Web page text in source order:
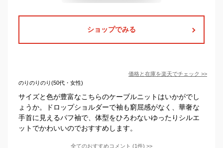
ショップでみる
価格と在庫を楽天でチェック >>
のりのりのり(50代・女性)
サイズと色が豊富なこちらのケーブルニットはいかがでし
ょうか。ドロップショルダーで袖も窮屈感がなく、華奢な
手首に見えるパフ袖で、体型をひろわないゆったりシルエ
ットでかわいいのでおすすめします。
全てのおすすめコメント (1件) >